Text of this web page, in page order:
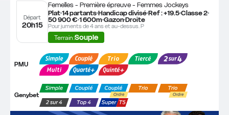
Départ
20h15
Femelles - Première épreuve - Femmes Jockeys
Plat14 partantsHandicap diviséRef : +19.5Classe 2
50 900 € 1 600mGazonDroite
Pour juments de 4 ans et au-dessus. P
Terrain :Souple
PMU
Genybet